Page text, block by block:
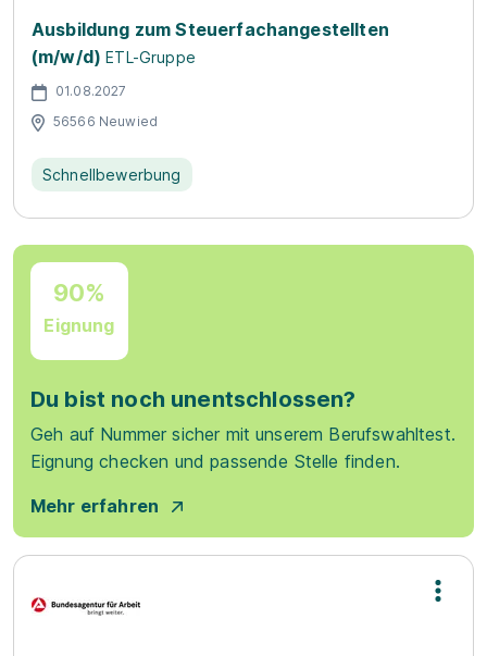
Ausbildung zum Steuerfachangestellten
(m/w/d) ETL-Gruppe
01.08.2027
56566 Neuwied
Schnellbewerbung
90%
Eignung
Du bist noch unentschlossen?
Geh auf Nummer sicher mit unserem Berufswahltest.
Eignung checken und passende Stelle finden.
Mehr erfahren